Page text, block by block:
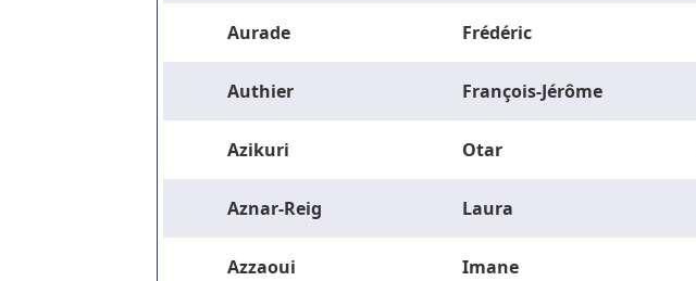
Aurade Frédéric
Authier François-Jérôme
Azikuri Otar
Aznar-Reig Laura
Azzaoui Imane